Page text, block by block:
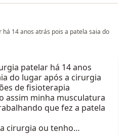
14 anos atrás pois a patela saia do
patelar há 14 anos
do lugar após a cirurgia
de fisioterapia
assim minha musculatura
que fez a patela
cirurgia ou tenho…